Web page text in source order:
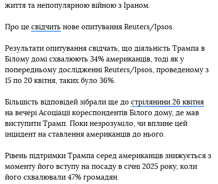
життя та непопулярною війною з Іраном.
Про це свідчить нове опитування Reuters/Ipsos.
Результати опитування свідчать, що діяльність Трампа в
Білому домі схвалюють 34% американців, тоді як у
попередньому дослідженні Reuters/Ipsos, проведеному з
15 по 20 квітня, таких було 36%.
Більшість відповідей зібрали ще до стрілянини 26 квітня
на вечері Асоціації кореспондентів Білого дому, де мав
виступити Трамп. Поки незрозуміло, чи вплине цей
інцидент на ставлення американців до нього.
Рівень підтримки Трампа серед американців знижується з
моменту його вступу на посаду в січні 2025 року, коли
його схвалювали 47% громадян.